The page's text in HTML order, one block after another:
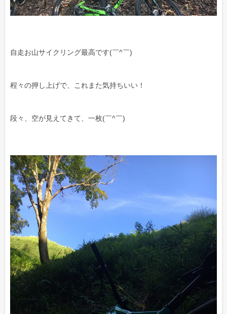
自走お山サイクリング最高です(￣^￣)ゞ
程々の押し上げで、これまた気持ちいい！
段々、空が見えてきて、一枚(￣^￣)ゞ